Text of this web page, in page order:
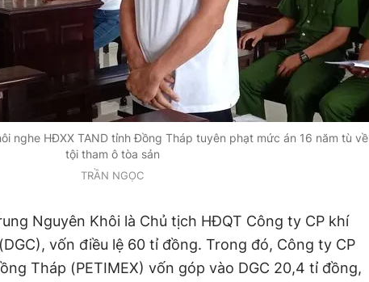
nghe HĐXX TAND tỉnh Đồng Tháp tuyên phạt mức án 16 năm tù về
tội tham ô tòa sản
TRẦN NGỌC
Nguyên Khôi là Chủ tịch HĐQT Công ty CP khí
vốn điều lệ 60 tỉ đồng. Trong đó, Công ty CP
Tháp (PETIMEX) vốn góp vào DGC 20,4 tỉ đồng,